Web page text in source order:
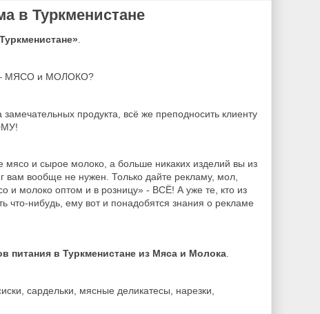
в Туркменистане
.
– МЯСО и МОЛОКО?
продукта, всё же преподносить клиенту
мясо и сырое молоко, а больше никаких изделий вы из
вам вообще не нужен. Только дайте рекламу, мол,
и молоко оптом и в розницу» - ВСЁ! А уже те, кто из
что-нибудь, ему вот и понадобятся знания о рекламе
питания в Туркменистане из Мяса и Молока
сардельки, мясные деликатесы, нарезки,